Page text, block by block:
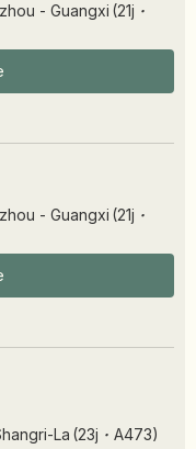
- Guangxi (21j ·
- Guangxi (21j ·
La (23j · A473)